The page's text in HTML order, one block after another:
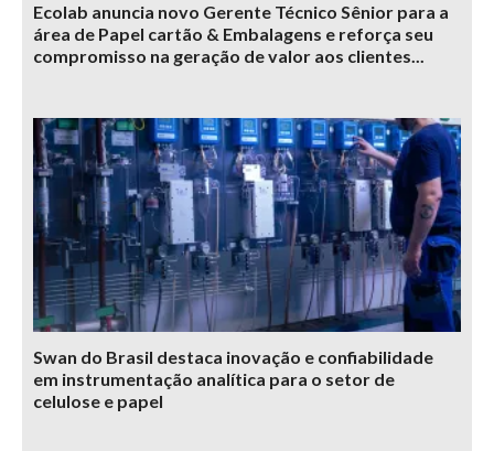
Ecolab anuncia novo Gerente Técnico Sênior para a
área de Papel cartão & Embalagens e reforça seu
compromisso na geração de valor aos clientes...
Swan do Brasil destaca inovação e confiabilidade
em instrumentação analítica para o setor de
celulose e papel